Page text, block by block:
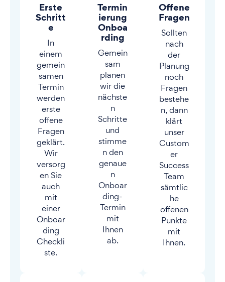
Erste
Schritt
e
In
einem
gemein
samen
Termin
werden
erste
offene
Fragen
geklärt.
Wir
versorg
en Sie
auch
mit
einer
Onboar
ding
Checkli
ste.
Termin
ierung
Onboa
rding
Gemein
sam
planen
wir die
nächste
n
Schritte
und
stimme
n den
genaue
n
Onboar
ding-
Termin
mit
Ihnen
ab.
Offene
Fragen
Sollten
nach
der
Planung
noch
Fragen
bestehe
n, dann
klärt
unser
Custom
er
Success
Team
sämtlic
he
offenen
Punkte
mit
Ihnen.